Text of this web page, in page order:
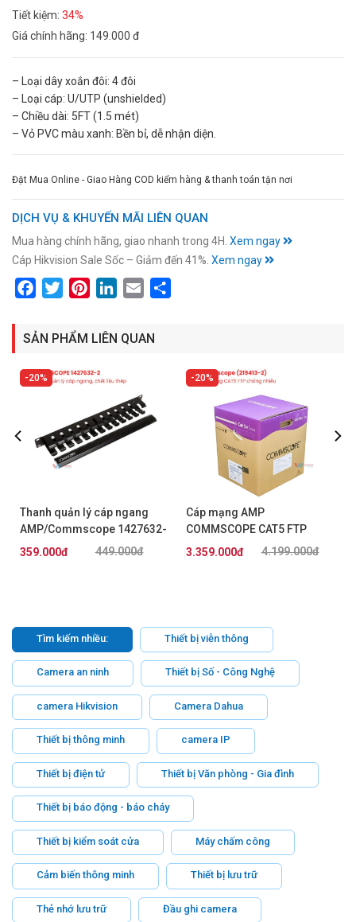
Tiết kiệm: 34%
Giá chính hãng: 149.000 đ
– Loại dây xoắn đôi: 4 đôi
– Loại cáp: U/UTP (unshielded)
– Chiều dài: 5FT (1.5 mét)
– Vỏ PVC màu xanh: Bền bỉ, dễ nhận diện.
Đặt Mua Online - Giao Hàng COD kiểm hàng & thanh toán tận nơi
DỊCH VỤ & KHUYẾN MÃI LIÊN QUAN
Mua hàng chính hãng, giao nhanh trong 4H. Xem ngay
Cáp Hikvision Sale Sốc – Giảm đến 41%. Xem ngay
FacebookTwitterPinterestLinkedIn
Email
SẢN PHẨM LIÊN QUAN
20%
Thanh quản lý cáp ngang
AMP/Commscope 1427632-
2
449.000đ
359.000đ
20%
Cáp mạng AMP
COMMSCOPE CAT5 FTP
(219413-2) chống nhiễu
4.199.000đ
3.359.000đ
Tìm kiếm nhiều: Thiết bị viễn thông
Camera an ninh Thiết bị Số - Công Nghệ
camera Hikvision Camera Dahua
Thiết bị thông minh camera IP
Thiết bị điện tử Thiết bị Văn phòng - Gia đình
Thiết bị báo động - báo cháy
Thiết bị kiểm soát cửa Máy chấm công
Cảm biến thông minh Thiết bị lưu trữ
Thẻ nhớ lưu trữ Đầu ghi camera